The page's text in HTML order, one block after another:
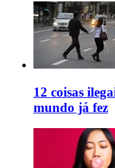
12 coisas
mundo já fez